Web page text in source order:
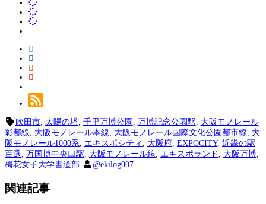
吹田市, 太陽の塔, 千里万博公園 万博記念公園駅
大阪モノレール
彩都線
大阪モノレール本線 大阪モノレール国際文化公園都市線
大
阪モノレール1000系
エキスポシティ 大阪府 EXPOCITY, 近畿の駅
百選 万国博中央口駅 大阪モノレール線 エキスポランド 大阪万博
梅花女子大学書道部
@ekilog007
関連記事